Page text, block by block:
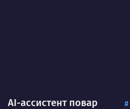
AI-ассистент повар